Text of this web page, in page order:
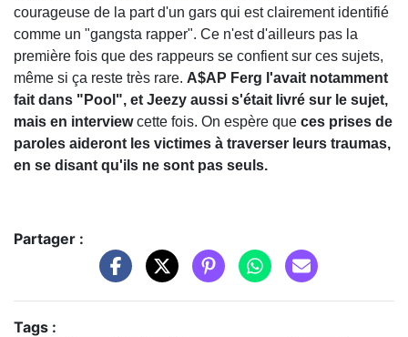
courageuse de la part d'un gars qui est clairement identifié
comme un "gangsta rapper". Ce n'est d'ailleurs pas la
première fois que des rappeurs se confient sur ces sujets,
même si ça reste très rare. A$AP Ferg l'avait notamment
fait dans "Pool", et Jeezy aussi s'était livré sur le sujet,
mais en interviewcette fois. On espère que ces prises de
paroles aideront les victimes à traverser leurs traumas,
en se disant qu'ils ne sont pas seuls.
Partager :
Tags :